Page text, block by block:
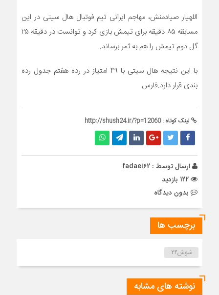
اللهیار صیادمنش، مهاجم ایرانی تیم فوتبال هال سیتی در این
مسابقه ۸۵ دقیقه برای تیمش بازی کرد و توانست در دقیقه ۲۵
گل دوم تیمش را هم به ثمر برساند.
با این نتیجه هال سیتی با ۴۹ امتیاز در رده هفتم جدول رده
بندی قرار دارد.فارس
لینک کوتاه :http://shush24.ir/?p=12060
ارسال توسط : fadaei62
بدون دیدگاه
برچسب ها
شوش۲۴
نوشته های مشابه